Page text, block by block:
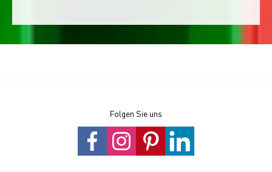
Folgen Sie uns